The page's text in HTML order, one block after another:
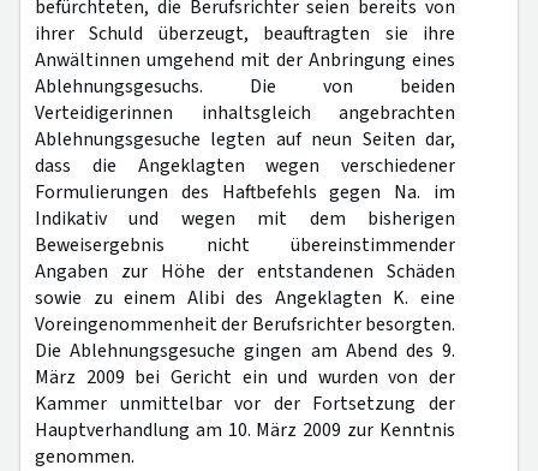
befürchteten, die Berufsrichter seien bereits von
ihrer Schuld überzeugt, beauftragten sie ihre
Anwältinnen umgehend mit der Anbringung eines
Ablehnungsgesuchs. Die von beiden
Verteidigerinnen inhaltsgleich angebrachten
Ablehnungsgesuche legten auf neun Seiten dar,
dass die Angeklagten wegen verschiedener
Formulierungen des Haftbefehls gegen Na. im
Indikativ und wegen mit dem bisherigen
Beweisergebnis nicht übereinstimmender
Angaben zur Höhe der entstandenen Schäden
sowie zu einem Alibi des Angeklagten K. eine
Voreingenommenheit der Berufsrichter besorgten.
Die Ablehnungsgesuche gingen am Abend des 9.
März 2009 bei Gericht ein und wurden von der
Kammer unmittelbar vor der Fortsetzung der
Hauptverhandlung am 10. März 2009 zur Kenntnis
genommen.